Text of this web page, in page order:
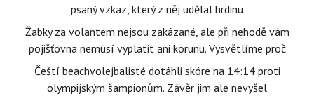
psaný vzkaz, který z něj udělal hrdinu
Žabky za volantem nejsou zakázané, ale při nehodě vám
pojišťovna nemusí vyplatit ani korunu. Vysvětlíme proč
Čeští beachvolejbalisté dotáhli skóre na 14:14 proti
olympijským šampionům. Závěr jim ale nevyšel